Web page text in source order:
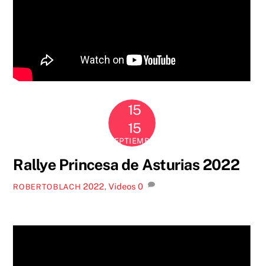
15
15
SEPTIEMBRE
Rallye Princesa de Asturias 2022
ROBERTOBLACH 2022,Videos 0